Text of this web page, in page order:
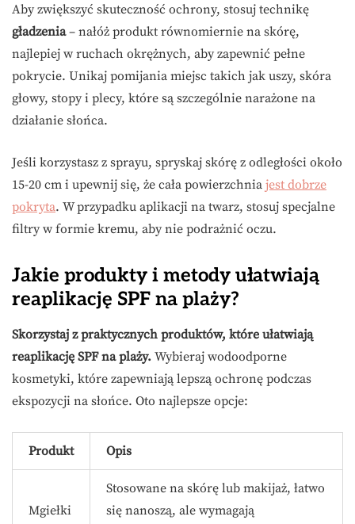
Aby zwiększyć skuteczność ochrony, stosuj technikę
gładzenia– nałóż produkt równomiernie na skórę,
najlepiej w ruchach okrężnych, aby zapewnić pełne
pokrycie. Unikaj pomijania miejsc takich jak uszy, skóra
głowy, stopy i plecy, które są szczególnie narażone na
działanie słońca.
Jeśli korzystasz z sprayu, spryskaj skórę z odległości około
15-20 cm i upewnij się, że cała powierzchnia jest dobrze
pokryta. W przypadku aplikacji na twarz, stosuj specjalne
filtry w formie kremu, aby nie podrażnić oczu.
Jakie produkty i metody ułatwiają
reaplikację SPF na plaży?
Skorzystaj z praktycznych produktów, które ułatwiają
reaplikację SPF na plaży. Wybieraj wodoodporne
kosmetyki, które zapewniają lepszą ochronę podczas
ekspozycji na słońce. Oto najlepsze opcje:
Produkt Opis
Mgiełki
Stosowane na skórę lub makijaż, łatwo
się nanoszą, ale wymagają